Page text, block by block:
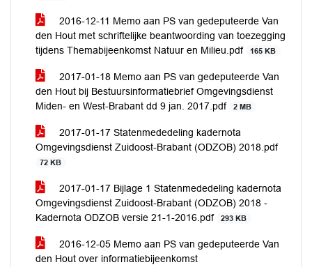
2016-12-11 Memo aan PS van gedeputeerde Van
den Hout met schriftelijke beantwoording van toezegging
tijdens Themabijeenkomst Natuur en Milieu.pdf
165 KB
2017-01-18 Memo aan PS van gedeputeerde Van
den Hout bij Bestuursinformatiebrief Omgevingsdienst
Miden- en West-Brabant dd 9 jan. 2017.pdf
2 MB
2017-01-17 Statenmededeling kadernota
Omgevingsdienst Zuidoost-Brabant (ODZOB) 2018.pdf
72 KB
2017-01-17 Bijlage 1 Statenmededeling kadernota
Omgevingsdienst Zuidoost-Brabant (ODZOB) 2018 -
Kadernota ODZOB versie 21-1-2016.pdf
293 KB
2016-12-05 Memo aan PS van gedeputeerde Van
den Hout over informatiebijeenkomst